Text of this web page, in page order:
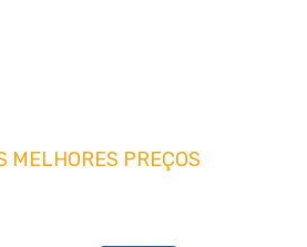
MELHORES PREÇOS